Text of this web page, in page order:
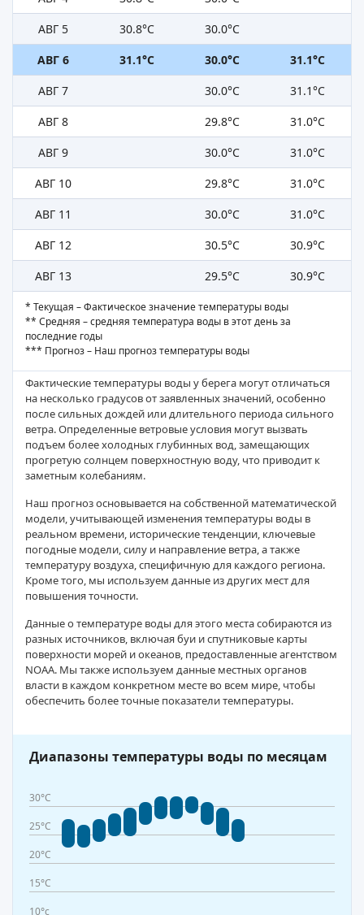
АВГ 5
30.8°C
30.0°C
АВГ 6
31.1°C 30.0°C
31.1°C
АВГ 7
30.0°C
31.1°C
АВГ 8
29.8°C
31.0°C
АВГ 9
30.0°C
31.0°C
АВГ 10
29.8°C
31.0°C
АВГ 11
30.0°C
31.0°C
АВГ 12
30.5°C
30.9°C
АВГ 13
29.5°C 30.9°C
* Текущая – Фактическое значение температуры воды
** Средняя – средняя температура воды в этот день за
последние годы
*** Прогноз – Наш прогноз температуры воды
Фактические температуры воды у берега могут отличаться
на несколько градусов от заявленных значений, особенно
после сильных дождей или длительного периода сильного
ветра. Определенные ветровые условия могут вызвать
подъем более холодных глубинных вод, замещающих
прогретую солнцем поверхностную воду, что приводит к
заметным колебаниям.
Наш прогноз основывается на собственной математической
модели, учитывающей изменения температуры воды в
реальном времени, исторические тенденции, ключевые
погодные модели, силу и направление ветра, а также
температуру воздуха, специфичную для каждого региона.
Кроме того, мы используем данные из других мест для
повышения точности.
Данные о температуре воды для этого места собираются из
разных источников, включая буи и спутниковые карты
поверхности морей и океанов, предоставленные агентством
NOAA. Мы также используем данные местных органов
власти в каждом конкретном месте во всем мире, чтобы
обеспечить более точные показатели температуры.
Диапазоны температуры воды по месяцам
30°C
25°C
20°C
15°C
10°c